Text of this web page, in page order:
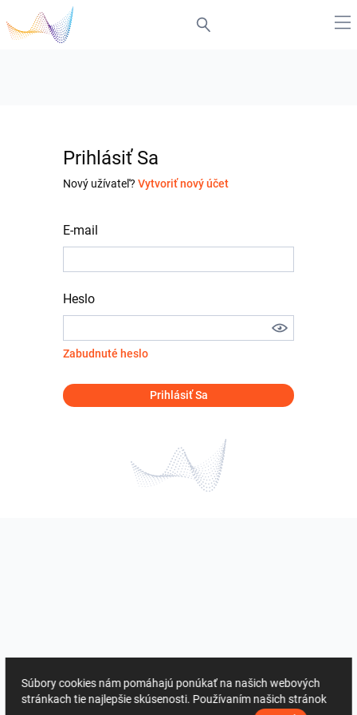
Prihlásiť Sa
Nový užívateľ? Vytvoriť nový účet
E-mail
Heslo
Zabudnuté heslo
Prihlásiť Sa
Súbory cookies nám pomáhajú ponúkať na našich webových
stránkach tie najlepšie skúsenosti. Používaním našich stránok